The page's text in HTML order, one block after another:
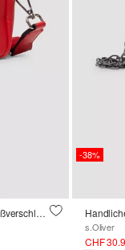
Camera-Bag mit Logo-Schultergurt und Reißverschluss
-38%
s.Oliver
CHF